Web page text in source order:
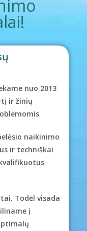
nuo 2013
ir žinių
naikinimo
ir techniškai
Todėl visada
į